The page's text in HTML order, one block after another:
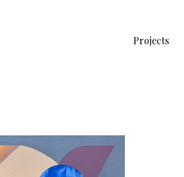
Projects